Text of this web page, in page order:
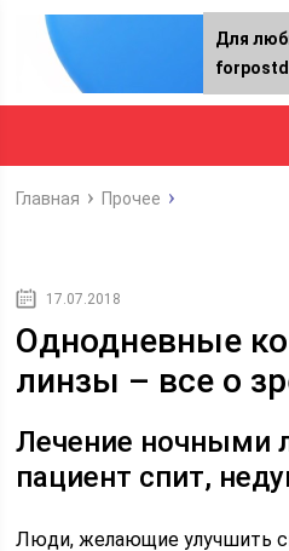
Главная Прочее
17.07.2018
Однодневные
линзы – все о
Лечение ночными
пациент спит,
Люди, желающие улучшить
Для